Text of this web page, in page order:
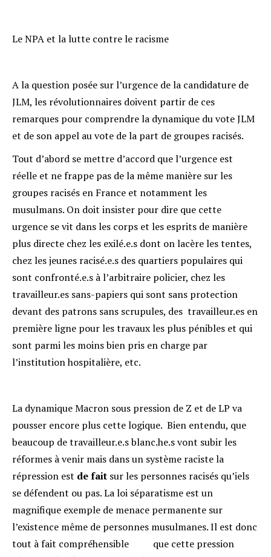
Le NPA et la lutte contre le racisme
A la question posée sur l’urgence de la candidature de
JLM, les révolutionnaires doivent partir de ces
remarques pour comprendre la dynamique du vote JLM
et de son appel au vote de la part de groupes racisés.
Tout d’abord se mettre d’accord que l’urgence est
réelle et ne frappe pas de la même manière sur les
groupes racisés en France et notamment les
musulmans. On doit insister pour dire que cette
urgence se vit dans les corps et les esprits de manière
plus directe chez les exilé.e.s dont on lacère les tentes,
chez les jeunes racisé.e.s des quartiers populaires qui
sont confronté.e.s à l’arbitraire policier, chez les
travailleur.es sans-papiers qui sont sans protection
devant des patrons sans scrupules, des travailleur.es en
première ligne pour les travaux les plus pénibles et qui
sont parmi les moins bien pris en charge par
l’institution hospitalière, etc.
La dynamique Macron sous pression de Z et de LP va
pousser encore plus cette logique. Bien entendu, que
beaucoup de travailleur.e.s blanc.he.s vont subir les
réformes à venir mais dans un système raciste la
répression est de fait sur les personnes racisés qu’iels
se défendent ou pas. La loi séparatisme est un
magnifique exemple de menace permanente sur
l’existence même de personnes musulmanes. Il est donc
tout à fait compréhensible que cette pression